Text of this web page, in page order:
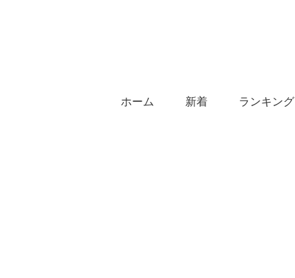
ホーム 新着 ランキング